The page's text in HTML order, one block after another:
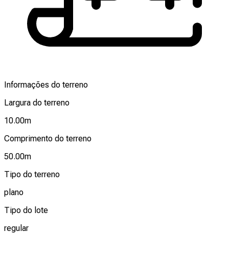
Informações do terreno
Largura do terreno
10.00m
Comprimento do terreno
50.00m
Tipo do terreno
plano
Tipo do lote
regular